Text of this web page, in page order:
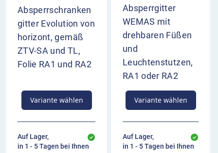
Absperrschranken
gitter Evolution von
horizont, gemäß
ZTV-SA und TL,
Folie RA1 und RA2
Variante wählen
Auf Lager,
in 1 - 5 Tagen bei Ihnen
Absperrgitter
WEMAS mit
drehbaren Füßen
und
Leuchtenstutzen,
RA1 oder RA2
Variante wählen
Auf Lager,
in 1 - 5 Tagen bei Ihnen